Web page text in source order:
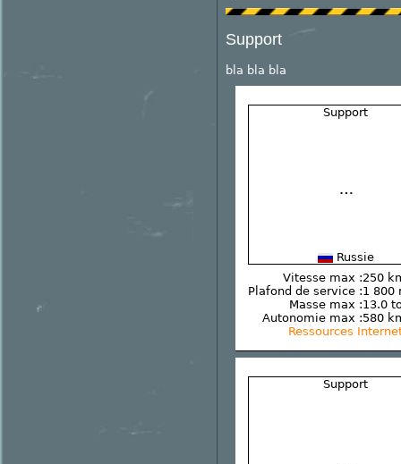
Support
bla bla bla
Support
Russie
Vitesse max :250
Plafond de service :1 800
Masse max :13.0
Autonomie max :580
Ressources
Support